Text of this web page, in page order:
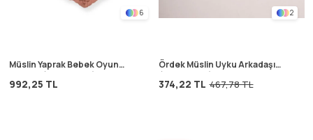
6
Müslin Yaprak Bebek Oyun
Minderi (Yıkanmıştır) Kahve
992,25 TL
2
Ördek Müslin Uyku Arkadaşı
(Yıkanmıştır) 35x35 cm
Ekru/Mint
374,22 TL 467,78 TL